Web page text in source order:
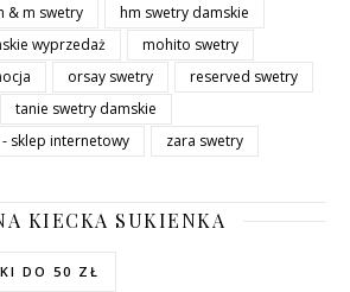
& m swetry
hm swetry damskie
wyprzedaż
mohito swetry
orsay swetry
reserved swetry
tanie swetry damskie
sklep internetowy
zara swetry
KIECKA SUKIENKA
DO 50 ZŁ